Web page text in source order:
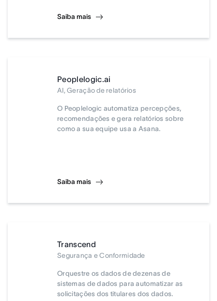
Saiba mais
Peoplelogic.ai
AI, Geração de relatórios
O Peoplelogic automatiza percepções,
recomendações e gera relatórios sobre
como a sua equipe usa a Asana.
Saiba mais
Transcend
Segurança e Conformidade
Orquestre os dados de dezenas de
sistemas de dados para automatizar as
solicitações dos titulares dos dados.